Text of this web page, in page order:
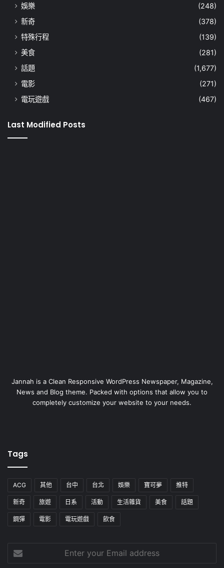
娛樂
(248)
新奇
(378)
特殊行程
(139)
美食
(281)
話題
(1,677)
電影
(271)
電玩遊戲
(467)
Last Modified Posts
Jannah is a Clean Responsive WordPress Newspaper, Magazine,
News and Blog theme. Packed with options that allow you to
completely customize your website to your needs.
Tags
ACG 其他 台中 台北 娛樂 寶可夢 推特
新奇 旅遊 日系 活動 生活雜貨 美食 話題
鋼彈 電影 電玩遊戲 飲食
your